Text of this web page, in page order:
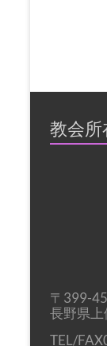
教会所
〒399-
長野県
TEL/